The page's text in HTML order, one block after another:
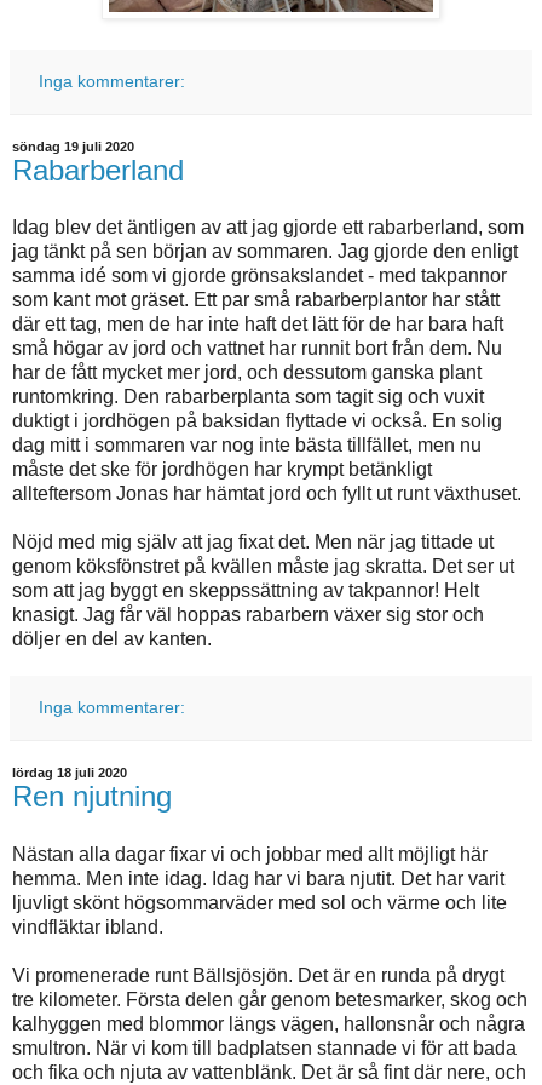
Inga kommentarer:
söndag 19 juli 2020
Rabarberland
Idag blev det äntligen av att jag gjorde ett rabarberland, som
jag tänkt på sen början av sommaren. Jag gjorde den enligt
samma idé som vi gjorde grönsakslandet - med takpannor
som kant mot gräset. Ett par små rabarberplantor har stått
där ett tag, men de har inte haft det lätt för de har bara haft
små högar av jord och vattnet har runnit bort från dem. Nu
har de fått mycket mer jord, och dessutom ganska plant
runtomkring. Den rabarberplanta som tagit sig och vuxit
duktigt i jordhögen på baksidan flyttade vi också. En solig
dag mitt i sommaren var nog inte bästa tillfället, men nu
måste det ske för jordhögen har krympt betänkligt
allteftersom Jonas har hämtat jord och fyllt ut runt växthuset.
Nöjd med mig själv att jag fixat det. Men när jag tittade ut
genom köksfönstret på kvällen måste jag skratta. Det ser ut
som att jag byggt en skeppssättning av takpannor! Helt
knasigt. Jag får väl hoppas rabarbern växer sig stor och
döljer en del av kanten.
Inga kommentarer:
lördag 18 juli 2020
Ren njutning
Nästan alla dagar fixar vi och jobbar med allt möjligt här
hemma. Men inte idag. Idag har vi bara njutit. Det har varit
ljuvligt skönt högsommarväder med sol och värme och lite
vindfläktar ibland.
Vi promenerade runt Bällsjösjön. Det är en runda på drygt
tre kilometer. Första delen går genom betesmarker, skog och
kalhyggen med blommor längs vägen, hallonsnår och några
smultron. När vi kom till badplatsen stannade vi för att bada
och fika och njuta av vattenblänk. Det är så fint där nere, och